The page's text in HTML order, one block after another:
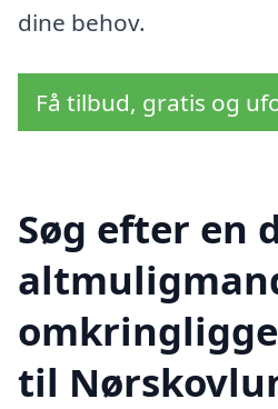
dine behov.
Få tilbud, gratis og
Søg efter en
til